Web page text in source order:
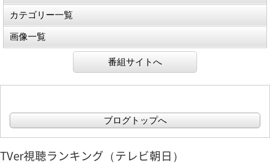
カテゴリー一覧
画像一覧
番組サイトへ
ブログトップへ
TVer視聴ランキング（テレビ朝日）